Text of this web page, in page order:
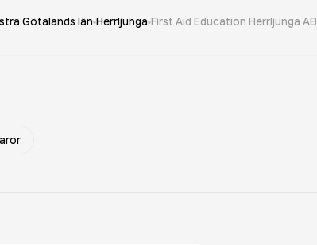
Götalands län Herrljunga First Aid Education Herrljunga AB